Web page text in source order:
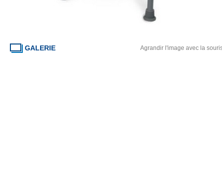
GALERIE Agrandir l'image avec la